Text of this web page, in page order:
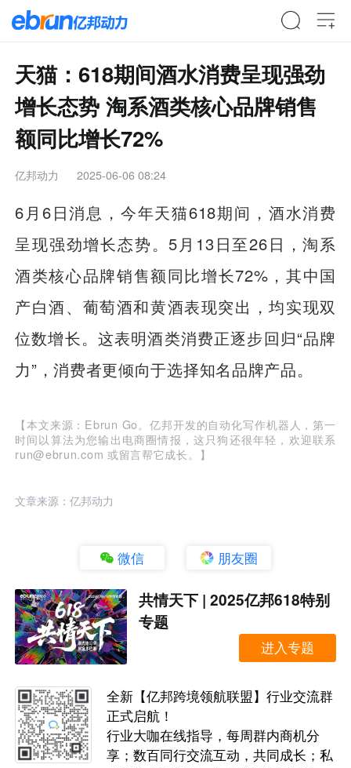
天猫：618期间酒水消费呈现强劲
增长态势 淘系酒类核心品牌销售
额同比增长72%
亿邦动力 2025-06-06 08:24
6月6日消息，今年天猫618期间，酒水消费
呈现强劲增长态势。5月13日至26日，淘系
酒类核心品牌销售额同比增长72%，其中国
产白酒、葡萄酒和黄酒表现突出，均实现双
位数增长。这表明酒类消费正逐步回归“品牌
力”，消费者更倾向于选择知名品牌产品。
【本文来源：Ebrun Go。亿邦开发的自动化写作机器人，第一
时间以算法为您输出电商圈情报，这只狗还很年轻，欢迎联系
run@ebrun.com 或留言帮它成长。】
文章来源：亿邦动力
微信 朋友圈
共情天下 | 2025亿邦618特别
专题
进入专题
全新【亿邦跨境领航联盟】行业交流群
正式启航！
行业大咖在线指导，每周群内商机分
享；数百同行交流互动，共同成长；私